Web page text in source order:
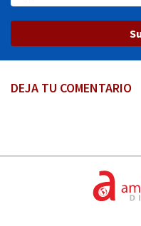
DEJA TU COMENTARIO